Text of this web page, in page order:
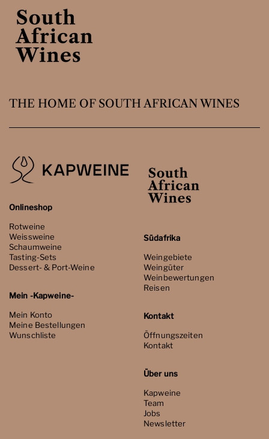
THE HOME OF SOUTH AFRICAN WINES
Onlineshop
Rotweine
Weissweine
Schaumweine
Tasting-Sets
Dessert- & Port-Weine
Mein -Kapweine-
Mein Konto
Meine Bestellungen
Wunschliste
Südafrika
Weingebiete
Weingüter
Weinbewertungen
Reisen
Kontakt
Öffnungszeiten
Kontakt
Über uns
Kapweine
Team
Jobs
Newsletter